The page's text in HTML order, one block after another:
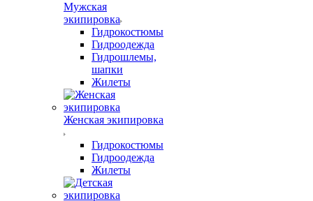
Мужская
экипировка
Гидрокостюмы
Гидроодежда
Гидрошлемы,
шапки
Жилеты
Женская экипировка
Гидрокостюмы
Гидроодежда
Жилеты